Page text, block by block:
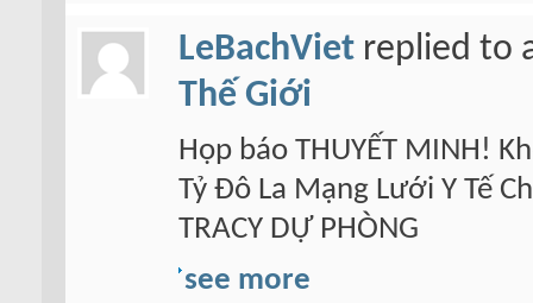
LeBachViet replied to
Thế Giới
Họp báo THUYẾT MINH!
Tỷ Đô La Mạng Lưới Y Tế
TRACY DỰ PHÒNG
see more